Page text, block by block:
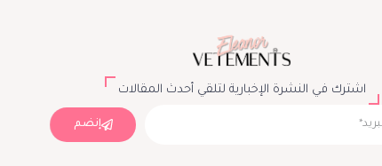
اشترك في النشرة الإخبارية لتلقي أحدث المقالات
إنضم